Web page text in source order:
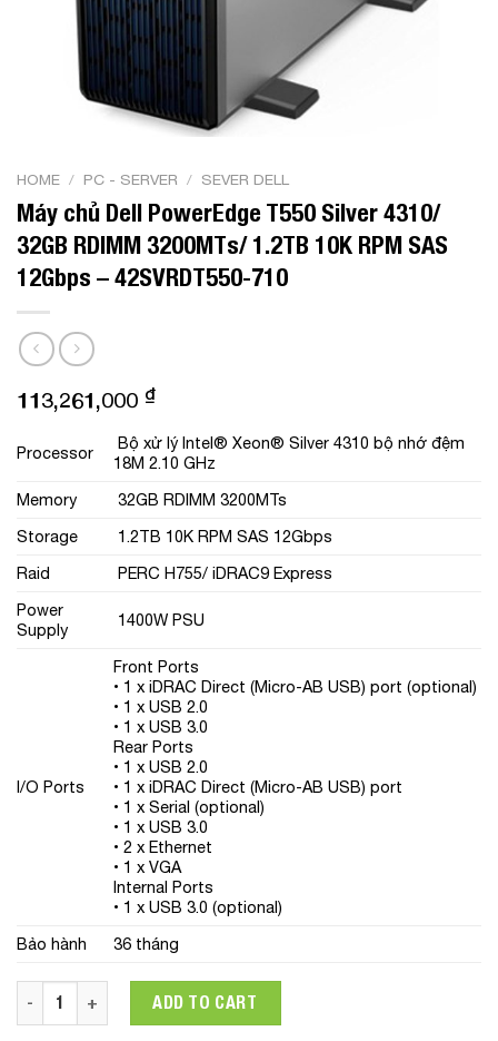
HOME / PC - SERVER / SEVER DELL
Máy chủ Dell PowerEdge T550 Silver 4310/
32GB RDIMM 3200MTs/ 1.2TB 10K RPM SAS
12Gbps – 42SVRDT550-710
113,261,000 ₫
Processor
Bộ xử lý Intel® Xeon® Silver 4310 bộ nhớ đệm
18M 2.10 GHz
Memory
32GB RDIMM 3200MTs
Storage
1.2TB 10K RPM SAS 12Gbps
Raid
PERC H755/ iDRAC9 Express
Power
Supply
1400W PSU
I/O Ports
Front Ports
• 1 x iDRAC Direct (Micro-AB USB) port (optional)
• 1 x USB 2.0
• 1 x USB 3.0
Rear Ports
• 1 x USB 2.0
• 1 x iDRAC Direct (Micro-AB USB) port
• 1 x Serial (optional)
• 1 x USB 3.0
• 2 x Ethernet
• 1 x VGA
Internal Ports
• 1 x USB 3.0 (optional)
Bảo hành
36 tháng
Máy chủ Dell PowerEdge T550 Silver 4310/ 32GB RDIMM
ADD TO CART